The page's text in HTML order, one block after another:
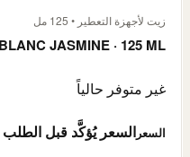
زيت لأجهزة التعطير • 125 مل
JASMINE · 125 ML
غير متوفر حالياً
السعر السعر يُؤكَّد قبل الطلب